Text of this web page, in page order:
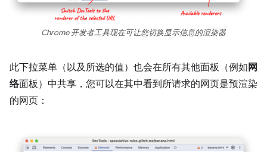
Chrome 开发者工具现在可让您切换显示信息的渲染器
此下拉菜单（以及所选的值）也会在所有其他面板（例如 网
络面板）中共享，您可以在其中看到所请求的网页是预渲染
的网页：